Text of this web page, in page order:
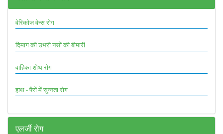
वेरिकोज वेन्स रोग
दिमाग की उभरी नसों की बीमारी
वाहिका शोथ रोग
हाथ - पैरों में सुन्नता रोग
एलर्जी रोग